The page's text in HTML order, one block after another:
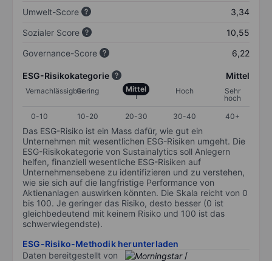
Umwelt-Score
3,34
Sozialer Score
10,55
Governance-Score
6,22
ESG-Risikokategorie Mittel
VernachlässigbarGering Mittel Hoch
Sehr
hoch
0-10
10-20 20-30 30-40 40+
Das ESG-Risiko ist ein Mass dafür, wie gut ein
Unternehmen mit wesentlichen ESG-Risiken umgeht. Die
ESG-Risikokategorie von Sustainalytics soll Anlegern
helfen, finanziell wesentliche ESG-Risiken auf
Unternehmensebene zu identifizieren und zu verstehen,
wie sie sich auf die langfristige Performance von
Aktienanlagen auswirken könnten. Die Skala reicht von 0
bis 100. Je geringer das Risiko, desto besser (0 ist
gleichbedeutend mit keinem Risiko und 100 ist das
schwerwiegendste).
ESG-Risiko-Methodik herunterladen
Daten bereitgestellt von
/